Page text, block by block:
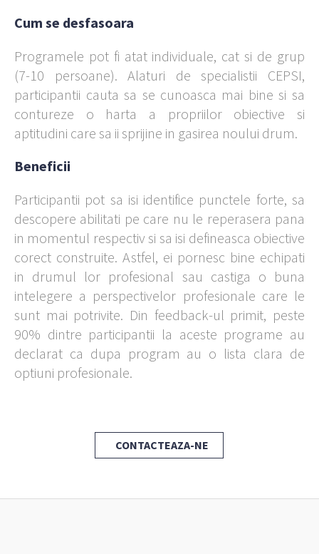
Cum se desfasoara
Programele pot fi atat individuale, cat si de grup
(7-10 persoane). Alaturi de specialistii CEPSI,
participantii cauta sa se cunoasca mai bine si sa
contureze o harta a propriilor obiective si
aptitudini care sa ii sprijine in gasirea noului drum.
Beneficii
Participantii pot sa isi identifice punctele forte, sa
descopere abilitati pe care nu le reperasera pana
in momentul respectiv si sa isi defineasca obiective
corect construite. Astfel, ei pornesc bine echipati
in drumul lor profesional sau castiga o buna
intelegere a perspectivelor profesionale care le
sunt mai potrivite. Din feedback-ul primit, peste
90% dintre participantii la aceste programe au
declarat ca dupa program au o lista clara de
optiuni profesionale.
CONTACTEAZA-NE